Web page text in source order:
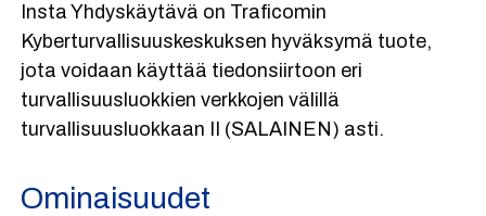
Insta Yhdyskäytävä on Traficomin
Kyberturvallisuuskeskuksen hyväksymä tuote,
jota voidaan käyttää tiedonsiirtoon eri
turvallisuusluokkien verkkojen välillä
turvallisuusluokkaan II (SALAINEN) asti.
Ominaisuudet